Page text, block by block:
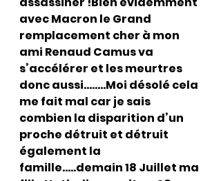
avec Macron le Grand
remplacement cher à mon
ami Renaud Camus va
s’accélérer et les meurtres
donc aussi……..Moi désolé cela
me fait mal car je sais
combien la disparition d’un
proche détruit et détruit
également la
famille…..demain 18 Juillet ma